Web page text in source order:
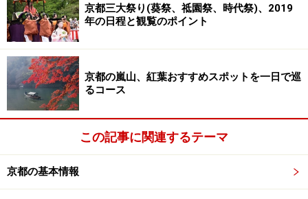
京都三大祭り(葵祭、祗園祭、時代祭)、2019
年の日程と観覧のポイント
京都の嵐山、紅葉おすすめスポットを一日で巡
るコース
この記事に関連するテーマ
京都の基本情報